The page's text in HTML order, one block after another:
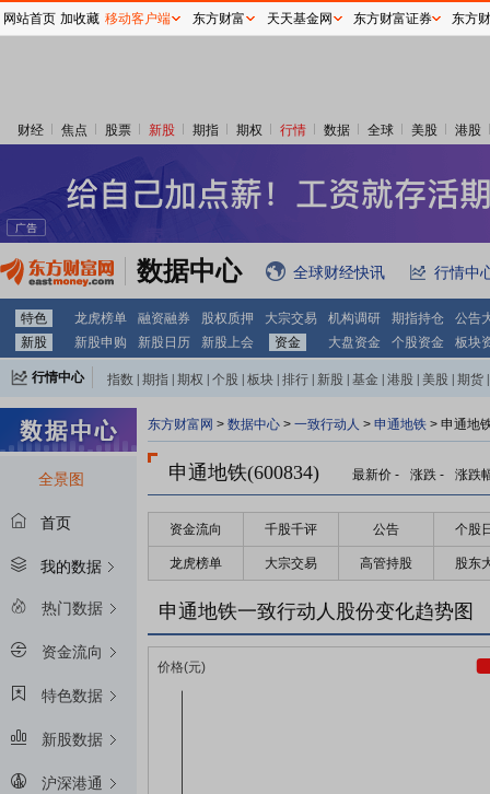
财经 焦点 股票 新股 期指 期权 行情 数据 全球 美股 港股
数据中心 全球财经快讯 行情中
特色 龙虎榜单 融资融券 股权质押 大宗交易 机构调研 期指持仓
公告
新股
新股申购 新股日历 新股上会 资金 大盘资金 个股资金 板块
行情中心 指数 期指 期权 个股 板块 排行 新股 基金 港股 美股 期货
全景图
首页
我的数据
热门数据
资金流向
特色数据
新股数据
沪深港通
东方财富网 > 数据中心 > 一致行动人 > 申通地铁 > 申通地
申通地铁(600834) 最新价 - 涨跌 - 涨跌
资金流向 千股千评 公告 个股
龙虎榜单 大宗交易 高管持股 股东
申通地铁一致行动人股份变化趋势图
网站首页 加收藏 移动客户端 东方财富 天天基金网 东方财富证券 东方